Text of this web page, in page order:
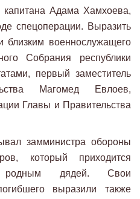
Адама Хамхоева,
спецоперации. Выразить
близким военнослужащего
Собрания республики
первый заместитель
Магомед Евлоев,
Главы и Правительства
замминистра обороны
который приходится
родным дядей. Свои
выразили также